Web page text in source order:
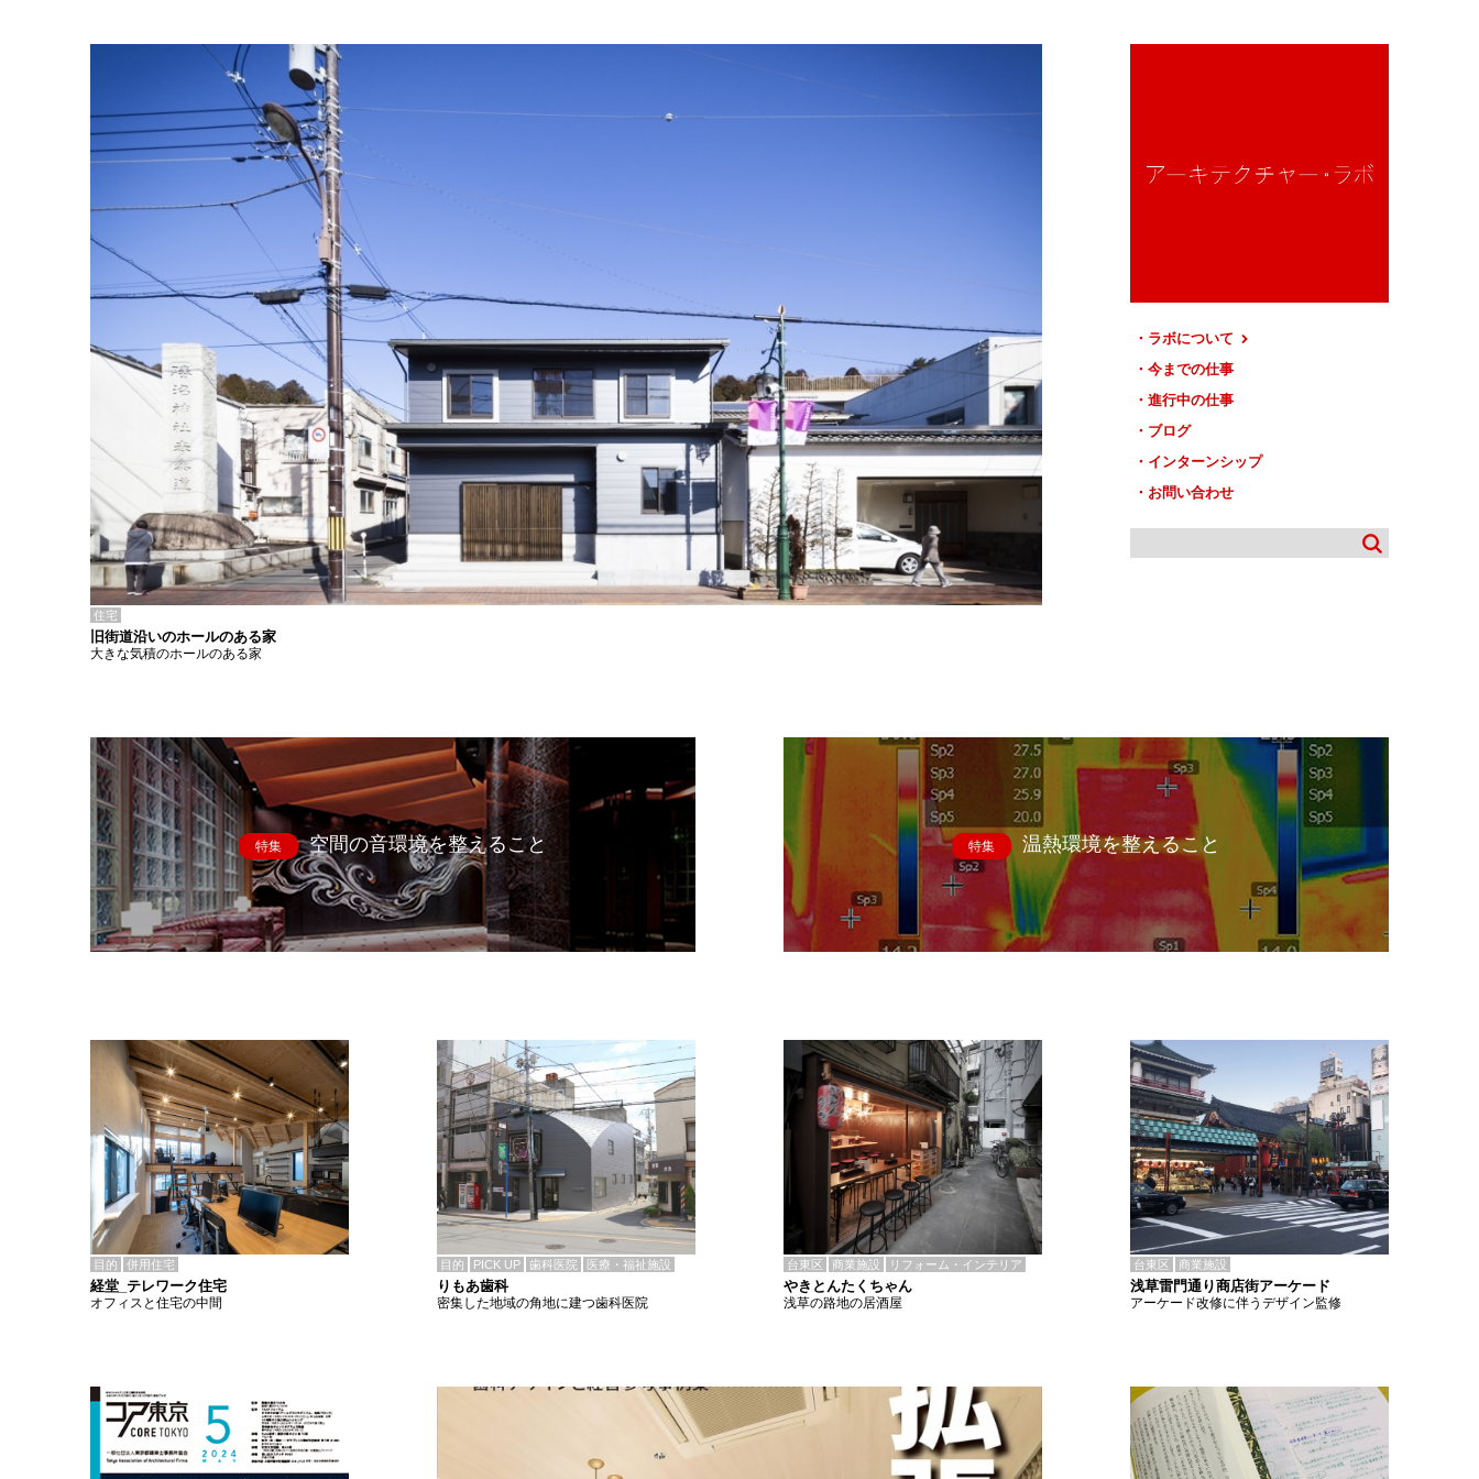
ラボについて
今までの仕事
進行中の仕事
ブログ
インターンシップ
お問い合わせ
住宅
旧街道沿いのホールのある家
大きな気積のホールのある家
特集 空間の音環境を整えること 特集 温熱環境を整えること
目的 併用住宅
経堂_テレワーク住宅
オフィスと住宅の中間
目的 PICK UP 歯科医院 医療・福祉施設
りもあ歯科
密集した地域の角地に建つ歯科医院
台東区 商業施設 リフォーム・インテリア
やきとんたくちゃん
浅草の路地の居酒屋
台東区 商業施設
浅草雷門通り商店街アーケード
アーケード改修に伴うデザイン監修